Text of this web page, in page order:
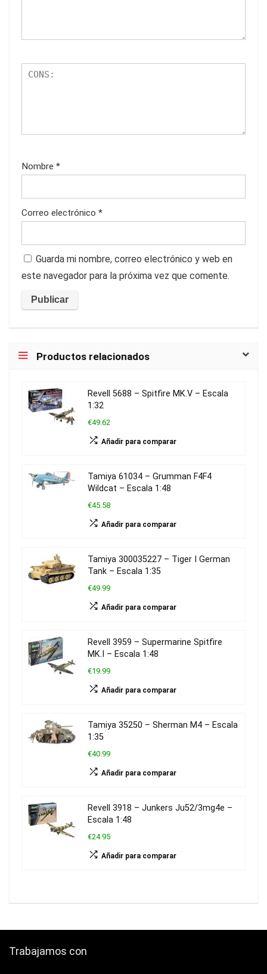
Nombre *
Correo electrónico *
Guarda mi nombre, correo electrónico y web en
este navegador para la próxima vez que comente.
Productos relacionados
Revell 5688 – Spitfire MK.V – Escala
1:32
€49.62
Añadir para comparar
Tamiya 61034 – Grumman F4F4
Wildcat – Escala 1:48
€45.58
Añadir para comparar
Tamiya 300035227 – Tiger I German
Tank – Escala 1:35
€49.99
Añadir para comparar
Revell 3959 – Supermarine Spitfire
MK.I – Escala 1:48
€19.99
Añadir para comparar
Tamiya 35250 – Sherman M4 – Escala
1:35
€40.99
Añadir para comparar
Revell 3918 – Junkers Ju52/3mg4e –
Escala 1:48
€24.95
Añadir para comparar
Trabajamos con